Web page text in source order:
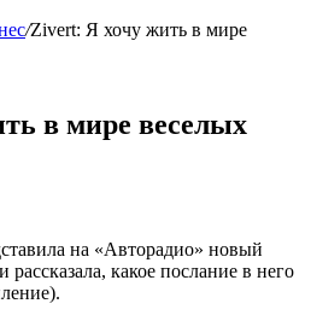
/Zivert: Я хочу жить в мире
в мире веселых
на «Авторадио» новый
какое послание в него